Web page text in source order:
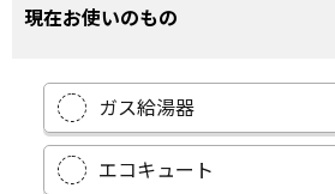
現在お使いのもの
ガス給湯器
エコキュート